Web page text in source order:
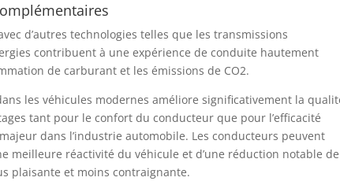
d’autres technologies telles que les transmissions
contribuent à une expérience de conduite hautement
de carburant et les émissions de CO2.
les véhicules modernes améliore significativement la
tant pour le confort du conducteur que pour l’efficacité
dans l’industrie automobile. Les conducteurs peuvent
meilleure réactivité du véhicule et d’une réduction notable
plaisante et moins contraignante.